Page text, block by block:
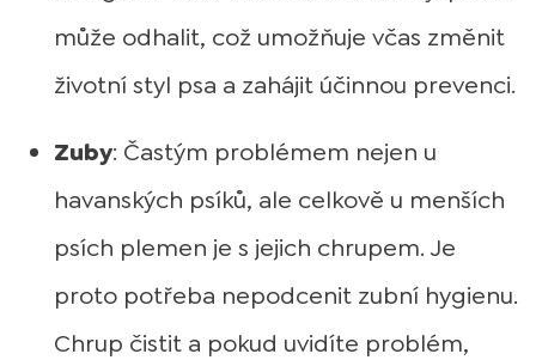
může odhalit, což umožňuje včas změnit
životní styl psa a zahájit účinnou prevenci.
Zuby: Častým problémem nejen u
havanských psíků, ale celkově u menších
psích plemen je s jejich chrupem. Je
proto potřeba nepodcenit zubní hygienu.
Chrup čistit a pokud uvidíte problém,